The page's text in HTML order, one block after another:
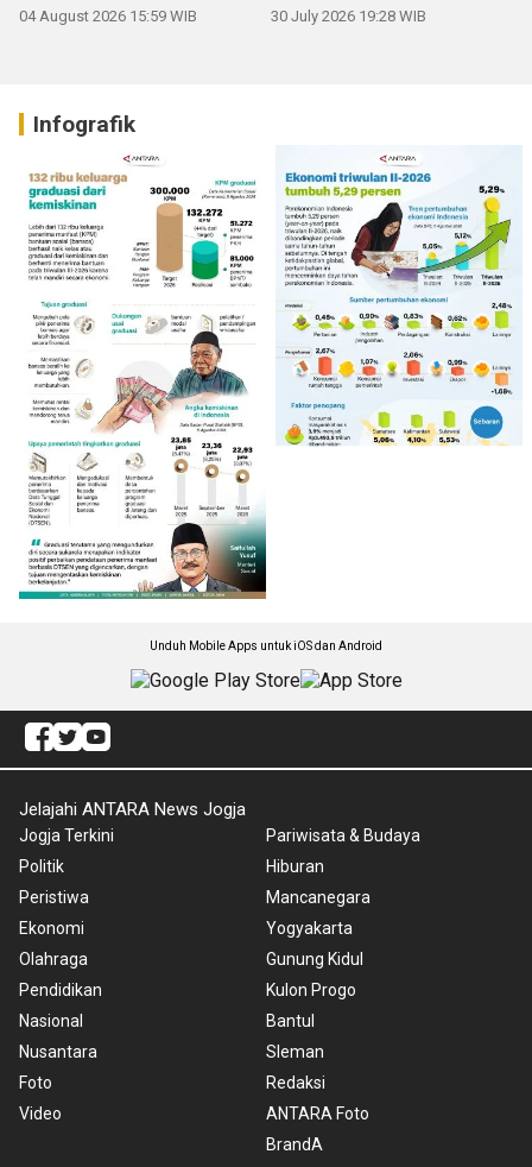
04 August 2026 15:59 WIB 30 July 2026 19:28 WIB
Infografik
Unduh Mobile Apps untuk iOS dan Android
Jelajahi ANTARA News Jogja
Jogja Terkini
Politik
Peristiwa
Ekonomi
Olahraga
Pendidikan
Nasional
Nusantara
Foto
Video
Pariwisata & Budaya
Hiburan
Mancanegara
Yogyakarta
Gunung Kidul
Kulon Progo
Bantul
Sleman
Redaksi
ANTARA Foto
BrandA